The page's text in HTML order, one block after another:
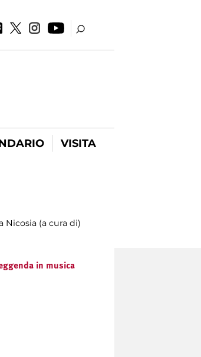
VISITA
Nicosia (a cura di)
in musica